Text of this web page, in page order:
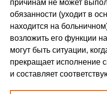
причинам не может
обязанности (уходит в
находится на
возложить его функции
могут быть ситуации,
прекращает исполнение
и составляет